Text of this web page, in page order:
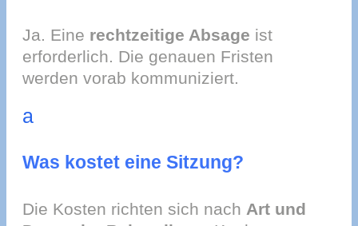
Ja. Eine rechtzeitige Absage ist
erforderlich. Die genauen Fristen
werden vorab kommuniziert.
a
Was kostet eine Sitzung?
Die Kosten richten sich nach Art und